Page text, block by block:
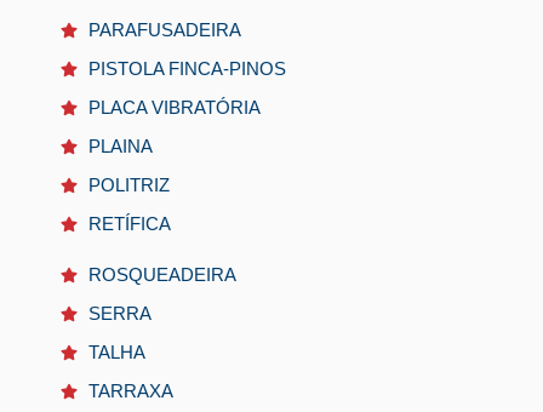
PARAFUSADEIRA
PISTOLA FINCA-PINOS
PLACA VIBRATÓRIA
PLAINA
POLITRIZ
RETÍFICA
ROSQUEADEIRA
SERRA
TALHA
TARRAXA